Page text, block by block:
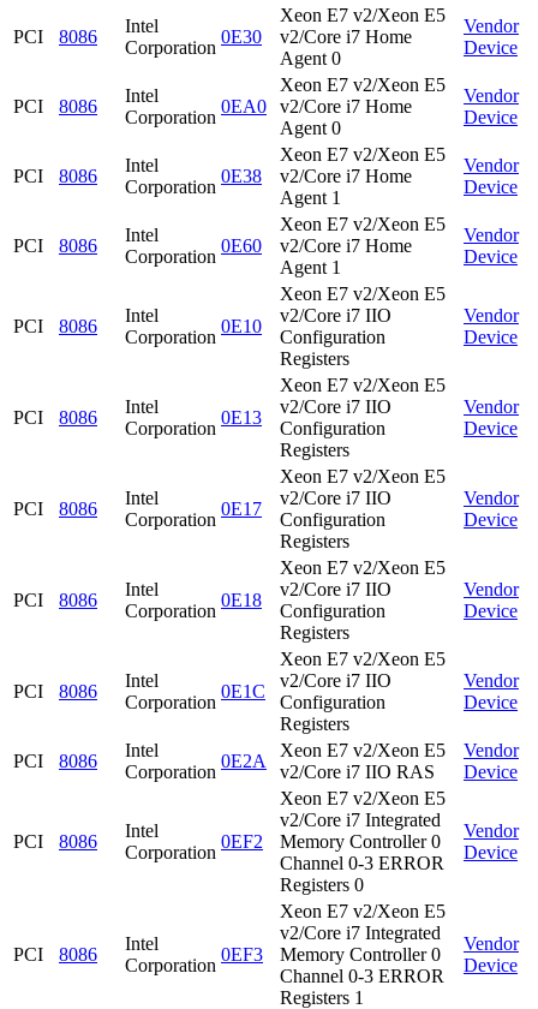
PCI 8086
Intel
Corporation
0E30
Xeon E7 v2/Xeon E5
v2/Core i7 Home
Agent 0
Vendor
Device
PCI 8086
Intel
Corporation
0EA0
Xeon E7 v2/Xeon E5
v2/Core i7 Home
Agent 0
Vendor
Device
PCI 8086
Intel
Corporation
0E38
Xeon E7 v2/Xeon E5
v2/Core i7 Home
Agent 1
Vendor
Device
PCI 8086
Intel
Corporation
0E60
Xeon E7 v2/Xeon E5
v2/Core i7 Home
Agent 1
Vendor
Device
PCI 8086
Intel
Corporation
0E10
Xeon E7 v2/Xeon E5
v2/Core i7 IIO
Configuration
Registers
Vendor
Device
PCI 8086
Intel
Corporation
0E13
Xeon E7 v2/Xeon E5
v2/Core i7 IIO
Configuration
Registers
Vendor
Device
PCI 8086
Intel
Corporation
0E17
Xeon E7 v2/Xeon E5
v2/Core i7 IIO
Configuration
Registers
Vendor
Device
PCI 8086
Intel
Corporation
0E18
Xeon E7 v2/Xeon E5
v2/Core i7 IIO
Configuration
Registers
Vendor
Device
PCI 8086
Intel
Corporation
0E1C
Xeon E7 v2/Xeon E5
v2/Core i7 IIO
Configuration
Registers
Vendor
Device
PCI 8086
Intel
Corporation
0E2A
Xeon E7 v2/Xeon E5
v2/Core i7 IIO RAS
Vendor
Device
PCI 8086
Intel
Corporation
0EF2
Xeon E7 v2/Xeon E5
v2/Core i7 Integrated
Memory Controller 0
Channel 0-3 ERROR
Registers 0
Vendor
Device
PCI 8086
Intel
Corporation
0EF3
Xeon E7 v2/Xeon E5
v2/Core i7 Integrated
Memory Controller 0
Channel 0-3 ERROR
Registers 1
Vendor
Device